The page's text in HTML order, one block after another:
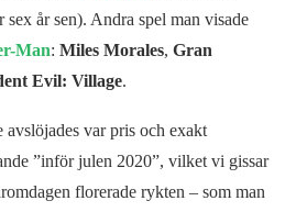
sex år sen). Andra spel man visade
Man: Miles Morales, Gran
Evil: Village.
avslöjades var pris och exakt
”inför julen 2020”, vilket vi gissar
florerade rykten – som man